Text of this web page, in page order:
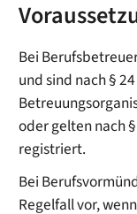
Bei
und sind nach §
oder gelten nach
registriert.
Bei
Regelfall vor,